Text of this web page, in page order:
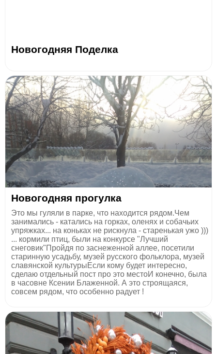
Новогодняя Поделка
Новогодняя прогулка
Это мы гуляли в парке, что находится рядом.Чем
занимались - катались на горках, оленях и собачьих
упряжках... на коньках не рискнула - старенькая ужо )))
... кормили птиц, были на конкурсе "Лучший
снеговик"Пройдя по заснеженной аллее, посетили
старинную усадьбу, музей русского фольклора, музей
славянской культурыЕсли кому будет интересно,
сделаю отдельный пост про это местоИ конечно, была
в часовне Ксении Блаженной. А это строящаяся,
совсем рядом, что особенно радует !